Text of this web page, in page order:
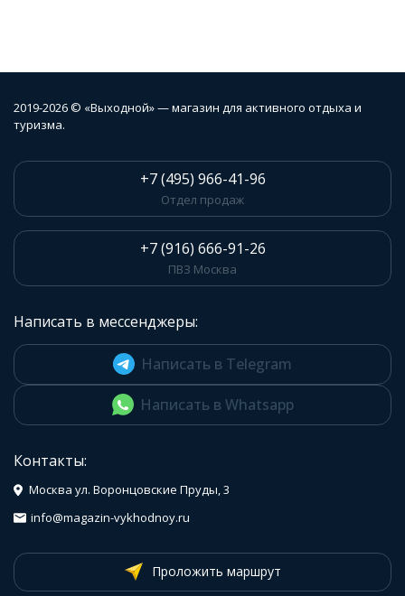
2019-2026 © «Выходной» — магазин для активного отдыха и
туризма.
+7 (495) 966-41-96
Отдел продаж
+7 (916) 666-91-26
ПВЗ Москва
Написать в мессенджеры:
Написать в Telegram
Написать в Whatsapp
Контакты:
Москва ул. Воронцовские Пруды, 3
info@magazin-vykhodnoy.ru
Проложить маршрут